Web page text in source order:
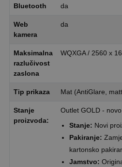
Bluetooth da
Web
kamera
da
Maksimalna
razlučivost
zaslona
WQXGA / 2560 x
Tip prikaza Mat (AntiGlare,
Stanje
proizvoda:
Outlet GOLD -
Stanje: Novi
Pakiranje:
kartonsko
Jamstvo: